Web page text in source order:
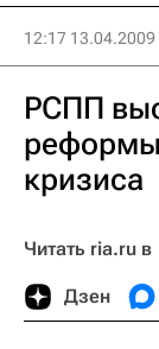
12:17 13.04.2009
РСПП
кризиса
Читать ria.ru в
Дзен